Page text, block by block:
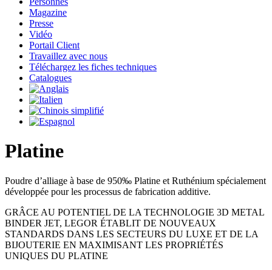
Magazine
Presse
Vidéo
Portail Client
Travaillez avec nous
Téléchargez les fiches techniques
Catalogues
Platine
Poudre d’alliage à base de 950‰ Platine et Ruthénium spécialement
développée pour les processus de fabrication additive.
GRÂCE AU POTENTIEL DE LA TECHNOLOGIE 3D METAL
BINDER JET, LEGOR ÉTABLIT DE NOUVEAUX
STANDARDS DANS LES SECTEURS DU LUXE ET DE LA
BIJOUTERIE EN MAXIMISANT LES PROPRIÉTÉS
UNIQUES DU PLATINE